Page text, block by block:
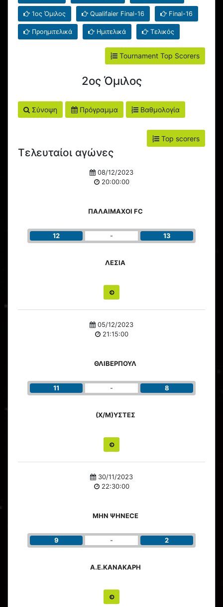
1ος Όμιλος Qualifaier Final-16 Final-16
Προημιτελικά Ημιτελικά Τελικός
Tournament Top Scorers
2ος Όμιλος
Σύνοψη Πρόγραμμα Βαθμολογία
Top scorers
Τελευταίοι αγώνες
08/12/2023
20:00:00
ΠΑΛΑΙΜΑΧΟΙ FC
12 - 13
ΛΕΣΙΑ
05/12/2023
21:15:00
ΘΛΙΒΕΡΠΟΥΛ
11 - 8
(Χ/Μ)ΥΣΤΕΣ
30/11/2023
22:30:00
ΜΗΝ ΨΗΝΕCΕ
9 - 2
Α.Ε.ΚΑΝΑΚΑΡΗ